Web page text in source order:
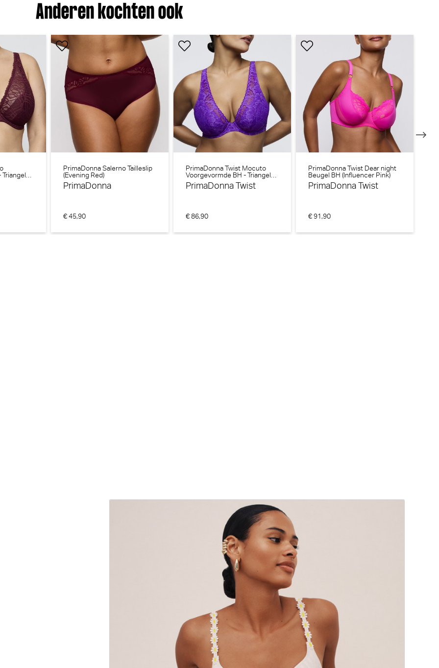
luna Beugel BH (Blogger Pink) PrimaDonna Monterrey Beugel BH (Vintage Pink)
30% korting
94,90 66,43
Anderen kochten ook
PrimaDonna Salerno Tailleslip
(Evening Red)
PrimaDonna
€ 45,90
PrimaDonna Twist Mocuto
Voorgevormde BH - Triangel
BH (Italian Acai)
PrimaDonna Twist
€ 86,90
PrimaDonna Twist Dear night
Beugel BH (Influencer Pink)
PrimaDonna Twist
€ 91,90